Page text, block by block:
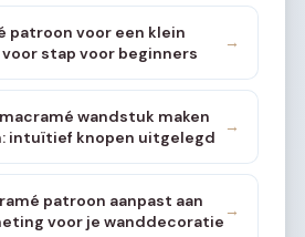
patroon voor een klein
stap voor beginners
→
wandstuk maken
intuïtief knopen uitgelegd
→
patroon aanpast aan
voor je wanddecoratie
→